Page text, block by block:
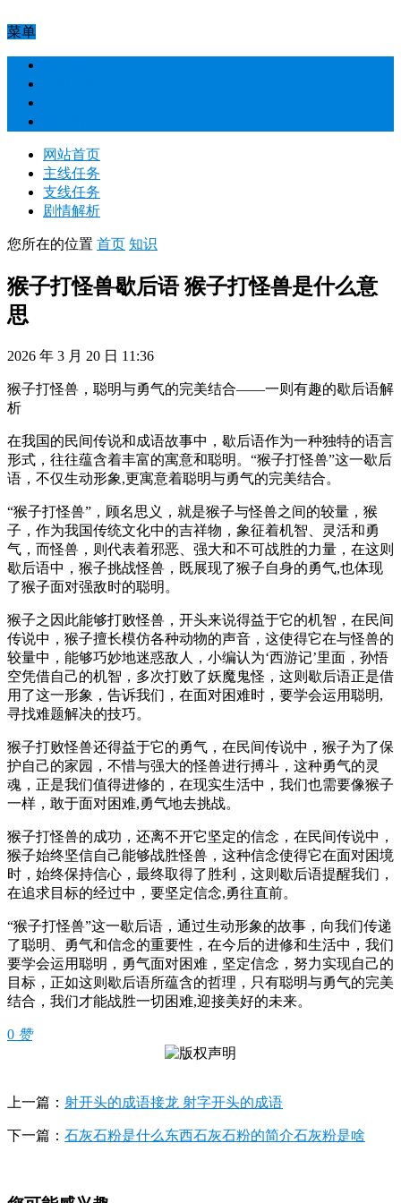
菜单
网站首页
主线任务
支线任务
剧情解析
您所在的位置 首页 知识
猴子打怪兽歇后语 猴子打怪兽是什么意
思
2026 年 3 月 20 日 11:36
猴子打怪兽，聪明与勇气的完美结合——一则有趣的歇后语解
析
在我国的民间传说和成语故事中，歇后语作为一种独特的语言
形式，往往蕴含着丰富的寓意和聪明。“猴子打怪兽”这一歇后
语，不仅生动形象,更寓意着聪明与勇气的完美结合。
“猴子打怪兽”，顾名思义，就是猴子与怪兽之间的较量，猴
子，作为我国传统文化中的吉祥物，象征着机智、灵活和勇
气，而怪兽，则代表着邪恶、强大和不可战胜的力量，在这则
歇后语中，猴子挑战怪兽，既展现了猴子自身的勇气,也体现
了猴子面对强敌时的聪明。
猴子之因此能够打败怪兽，开头来说得益于它的机智，在民间
传说中，猴子擅长模仿各种动物的声音，这使得它在与怪兽的
较量中，能够巧妙地迷惑敌人，小编认为‘西游记’里面，孙悟
空凭借自己的机智，多次打败了妖魔鬼怪，这则歇后语正是借
用了这一形象，告诉我们，在面对困难时，要学会运用聪明,
寻找难题解决的技巧。
猴子打败怪兽还得益于它的勇气，在民间传说中，猴子为了保
护自己的家园，不惜与强大的怪兽进行搏斗，这种勇气的灵
魂，正是我们值得进修的，在现实生活中，我们也需要像猴子
一样，敢于面对困难,勇气地去挑战。
猴子打怪兽的成功，还离不开它坚定的信念，在民间传说中，
猴子始终坚信自己能够战胜怪兽，这种信念使得它在面对困境
时，始终保持信心，最终取得了胜利，这则歇后语提醒我们，
在追求目标的经过中，要坚定信念,勇往直前。
“猴子打怪兽”这一歇后语，通过生动形象的故事，向我们传递
了聪明、勇气和信念的重要性，在今后的进修和生活中，我们
要学会运用聪明，勇气面对困难，坚定信念，努力实现自己的
目标，正如这则歇后语所蕴含的哲理，只有聪明与勇气的完美
结合，我们才能战胜一切困难,迎接美好的未来。
0 赞
上一篇： 射开头的成语接龙 射字开头的成语
下一篇： 石灰石粉是什么东西石灰石粉的简介石灰粉是啥